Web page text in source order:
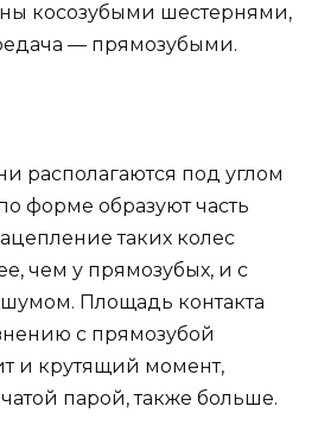
косозубыми шестернями,
— прямозубыми.
располагаются под углом
форме образуют часть
таких колес
чем у прямозубых, и с
Площадь контакта
с прямозубой
и крутящий момент,
парой, также больше.